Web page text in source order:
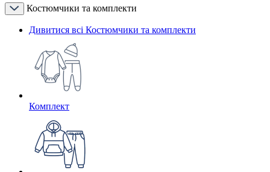
Костюмчики та комплекти
Дивитися всі Костюмчики та комплекти
Комплект